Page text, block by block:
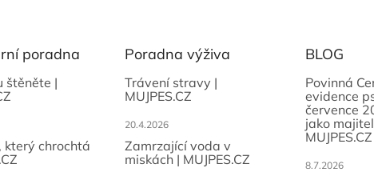
poradna
štěněte |
který chrochtá
Poradna výživa
Trávení stravy |
MUJPES.CZ
20.4.2026
Zamrzající voda v
miskách | MUJPES.CZ
BLOG
Povinná
evidence
července
jako
MUJPES.CZ
8.7.2026